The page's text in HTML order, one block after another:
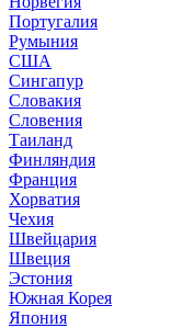
Португалия
Румыния
США
Сингапур
Словакия
Словения
Таиланд
Финляндия
Франция
Хорватия
Чехия
Швейцария
Швеция
Эстония
Южная Корея
Япония